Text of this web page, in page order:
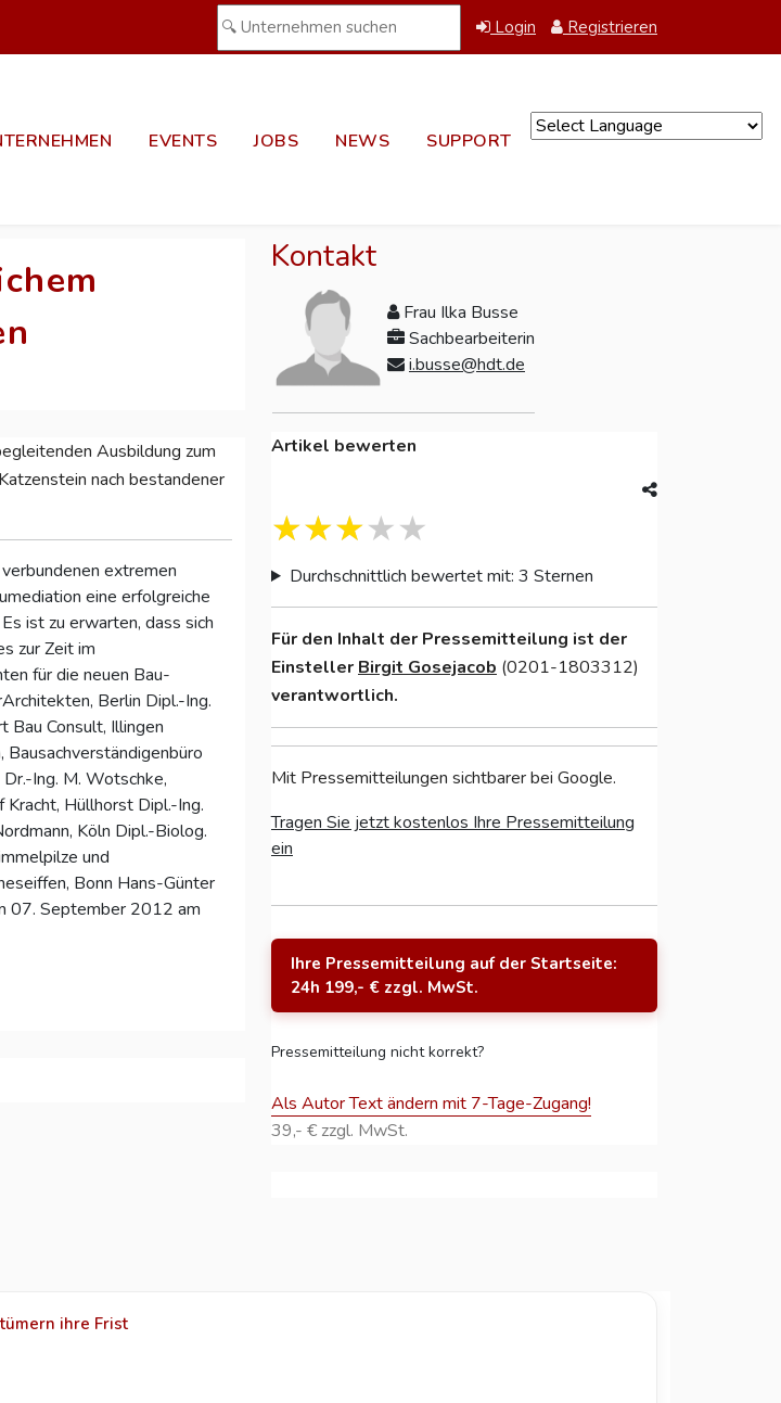
Login Registrieren
EVENTS JOBS NEWS SUPPORT
Ausbildung zum
nach bestandener
extremen
eine erfolgreiche
ist zu erwarten, dass sich
zur Zeit im
für die neuen Bau-
Berlin Dipl.-Ing.
Bau Consult, Illingen
Ing. M. Wotschke,
Hüllhorst Dipl.-Ing.
Köln Dipl.-Biolog.
und
Bonn Hans-Günter
07. September 2012 am
Kontakt
Frau Ilka Busse
Sachbearbeiterin
i.busse@hdt.de
Artikel bewerten
Durchschnittlich bewertet mit: 3 Sternen
Für den Inhalt der Pressemitteilung ist der
Einsteller Birgit Gosejacob (0201-1803312)
verantwortlich.
Mit Pressemitteilungen sichtbarer bei Google.
Tragen Sie jetzt kostenlos Ihre Pressemitteilung
ein
Ihre Pressemitteilung auf der Startseite:
24h 199,- € zzgl. MwSt.
Pressemitteilung nicht korrekt?
Als Autor Text ändern mit 7-Tage-Zugang!
39,- € zzgl. MwSt.
ihre Frist